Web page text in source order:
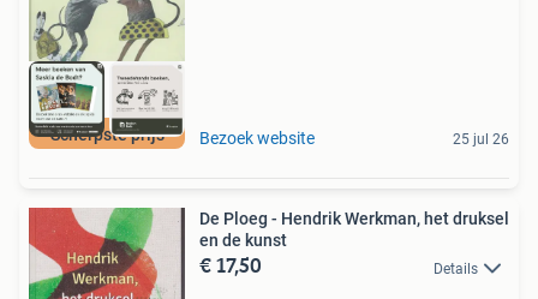
Scherpste prijs Bezoek website 25 jul 26
De Ploeg - Hendrik Werkman, het druksel
en de kunst
€ 17,50 Details